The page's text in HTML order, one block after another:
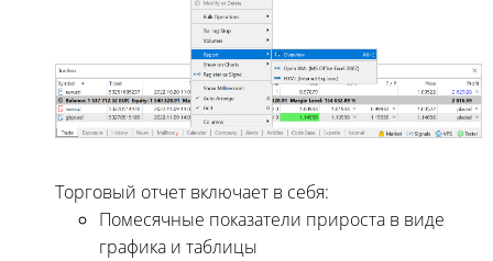
Торговый отчет включает в себя:
Помесячные показатели прироста в виде
графика и таблицы